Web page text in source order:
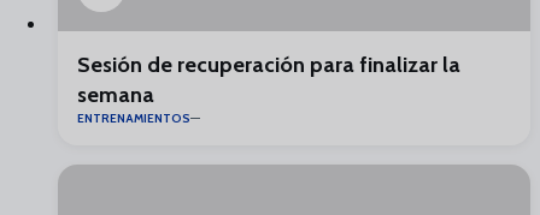
Sesión de recuperación para finalizar la
semana
ENTRENAMIENTOS